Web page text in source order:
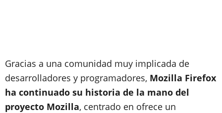
Gracias a una comunidad muy implicada de
desarrolladores y programadores, Mozilla Firefox
ha continuado su historia de la mano del
proyecto Mozilla, centrado en ofrece un